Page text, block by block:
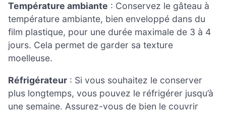
Température ambiante : Conservez le gâteau à
température ambiante, bien enveloppé dans du
film plastique, pour une durée maximale de 3 à 4
jours. Cela permet de garder sa texture
moelleuse.
Réfrigérateur : Si vous souhaitez le conserver
plus longtemps, vous pouvez le réfrigérer jusqu’à
une semaine. Assurez-vous de bien le couvrir